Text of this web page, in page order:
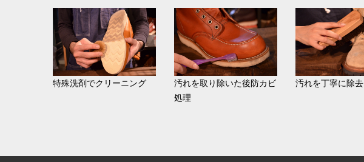
特殊洗剤でクリーニング
汚れを取り除いた後防カビ
処理
汚れを丁寧に除去